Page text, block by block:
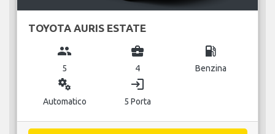
TOYOTA AURIS ESTATE
group
5
business_center
4
local_gas_station
Benzina
miscellaneous_services
Automatico
login
5 Porta